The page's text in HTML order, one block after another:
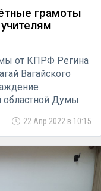
грамоты
от КПРФ Регина
Вагайского
Думы
Урамаева.
вся их трудовая
поколение
среди
и
22 Апр 2022 в 10:15